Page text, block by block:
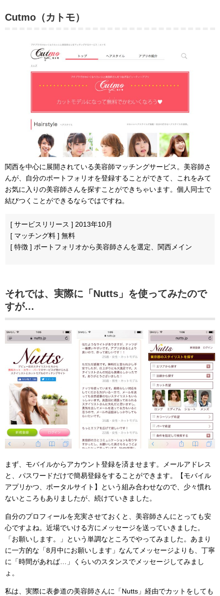
Cutmo（カトモ）
関西を中心に展開されている美容師マッチングサービス。美容師さ
んが、自分のポートフォリオを登録することができて、これをみて
お気に入りの美容師さんを探すことができちゃいます。個人同士で
結びつくことができるならではですね。
[ サービスリリース ] 2013年10月
[ マッチング料 ] 無料
[ 特徴 ] ポートフォリオから美容師さんを選定、関西メイン
それでは、実際に「Nutts」を使ってみたので
すが…
まず、モバイルからアカウント登録を済ませます。メールアドレス
と、パスワードだけで簡易登録をすることができます。【モバイル
アプリかつ、ポータルサイト】という組み合わせなので、少々慣れ
ないところもありましたが、続けていきました。
自分のプロフィールを充実させておくと、美容師さんにとっても安
心ですよね。近場でいける方にメッセージを送っていきました。
「お願いします。」という単調なところでやってみました。あまり
に一方的な「8月中にお願いします」なんてメッセージよりも、丁寧
に「時間があれば…」くらいのスタンスでメッセージしてみまし
ょ。
私は、実際に表参道の美容師さんに「Nutts」経由でカットをしても